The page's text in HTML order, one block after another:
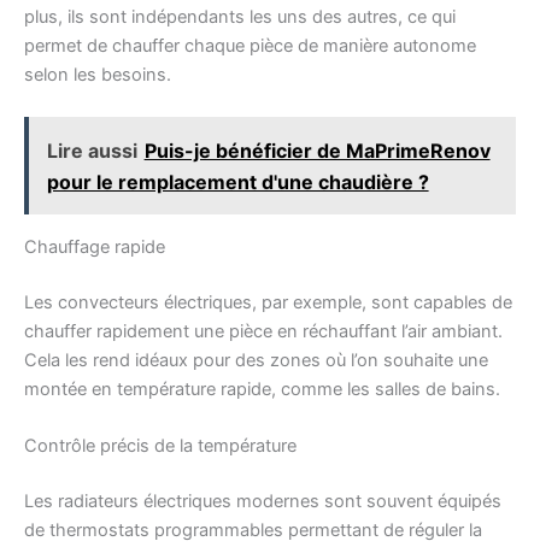
plus, ils sont indépendants les uns des autres, ce qui
permet de chauffer chaque pièce de manière autonome
selon les besoins.
Lire aussi Puis-je bénéficier de MaPrimeRenov
pour le remplacement d'une chaudière ?
Chauffage rapide
Les convecteurs électriques, par exemple, sont capables de
chauffer rapidement une pièce en réchauffant l’air ambiant.
Cela les rend idéaux pour des zones où l’on souhaite une
montée en température rapide, comme les salles de bains.
Contrôle précis de la température
Les radiateurs électriques modernes sont souvent équipés
de thermostats programmables permettant de réguler la